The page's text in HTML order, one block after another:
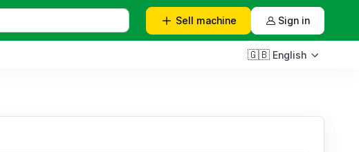
Sell machine Sign in
🇬🇧 English